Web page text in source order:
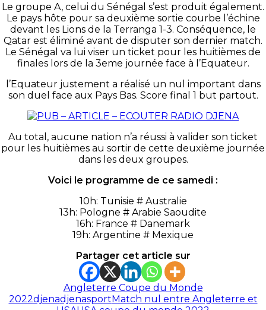
Le groupe A, celui du Sénégal s’est produit également.
Le pays hôte pour sa deuxième sortie courbe l’échine
devant les Lions de la Terranga 1-3. Conséquence, le
Qatar est éliminé avant de disputer son dernier match.
Le Sénégal va lui viser un ticket pour les huitièmes de
finales lors de la 3eme journée face à l’Equateur.
l’Equateur justement a réalisé un nul important dans
son duel face aux Pays Bas. Score final 1 but partout.
Au total, aucune nation n’a réussi à valider son ticket
pour les huitièmes au sortir de cette deuxième journée
dans les deux groupes.
Voici le programme de ce samedi :
10h: Tunisie # Australie
13h: Pologne # Arabie Saoudite
16h: France # Danemark
19h: Argentine # Mexique
Partager cet article sur
Angleterre Coupe du Monde
2022djenadjenasportMatch nul entre Angleterre et